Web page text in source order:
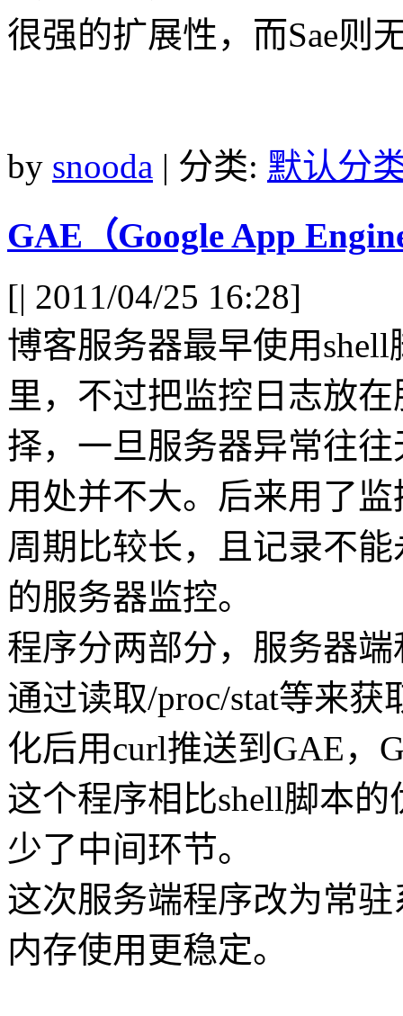
很强的扩展性，而Sae则
by snooda | 分类: 默认分
GAE（Google App
[| 2011/04/25 16:28]
博客服务器最早使用
里，不过把监控日志放
择，一旦服务器异常往
用处并不大。后来用了
周期比较长，且记录不
的服务器监控。
程序分两部分，服务器
通过读取/proc/stat等来
化后用curl推送到GAE，
这个程序相比shell脚本
少了中间环节。
这次服务端程序改为常
内存使用更稳定。